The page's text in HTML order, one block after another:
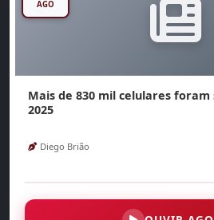
AGO
Mais de 830 mil celulares
2025
Diego Brião